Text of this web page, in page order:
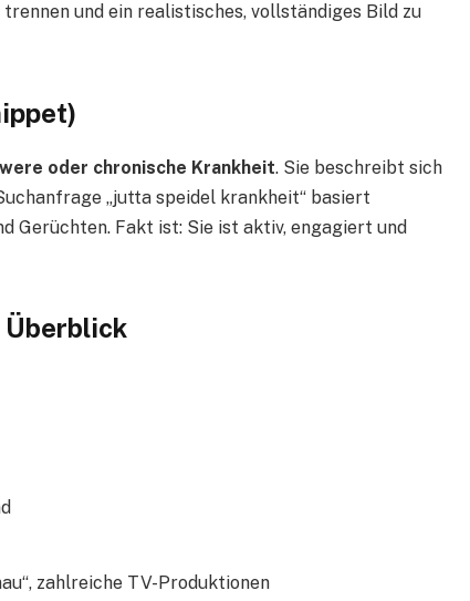
und ein realistisches, vollständiges Bild zu
oder chronische Krankheit. Sie beschreibt sich
„jutta speidel krankheit“ basiert
Gerüchten. Fakt ist: Sie ist aktiv, engagiert und
zahlreiche TV-Produktionen